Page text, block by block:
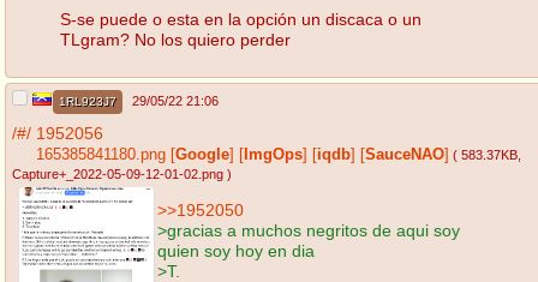
S-se puede o esta en la opción un discaca o un
TLgram? No los quiero perder
1RL923J7 29/05/22 21:06
/#/ 1952056
165385841180.png Google ImgOps iqdb SauceNAO ( 583.37KB
Capture+_2022-05-09-12-01-02.png )
>>1952050
>gracias a muchos negritos de aqui soy
quien soy hoy en dia
>T.